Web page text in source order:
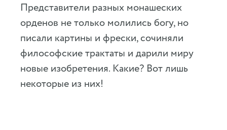
Представители разных монашеских
орденов не только молились богу, но
писали картины и фрески, сочиняли
философские трактаты и дарили миру
новые изобретения. Какие? Вот лишь
некоторые из них!